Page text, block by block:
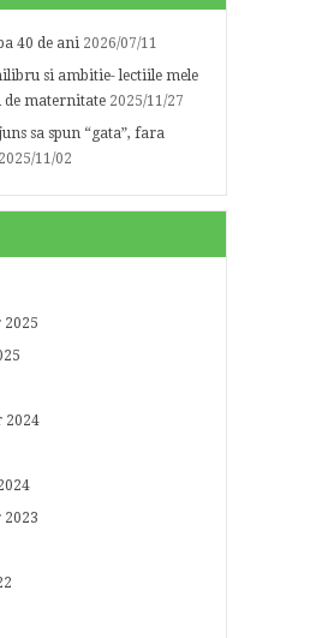
40 de ani 2026/07/11
si ambitie- lectiile mele
de maternitate 2025/11/27
sa spun “gata”, fara
2025/11/02
2025
2024
2023